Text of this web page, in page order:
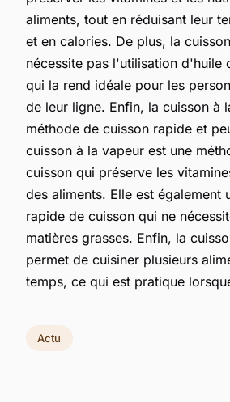
aliments, tout en réduisant leur
et en calories. De plus, la
nécessite pas l'utilisation d'huile
qui la rend idéale pour les
de leur ligne. Enfin, la cuisson à
méthode de cuisson rapide et
cuisson à la vapeur est une
cuisson qui préserve les
des aliments. Elle est également
rapide de cuisson qui ne
matières grasses. Enfin, la
permet de cuisiner plusieurs
temps, ce qui est pratique
Actu